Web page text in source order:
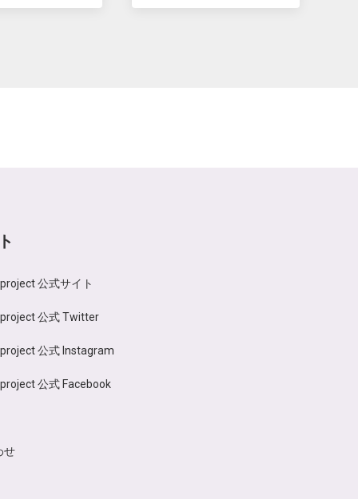
公式サイト
公式 Twitter
公式 Instagram
公式 Facebook
せ